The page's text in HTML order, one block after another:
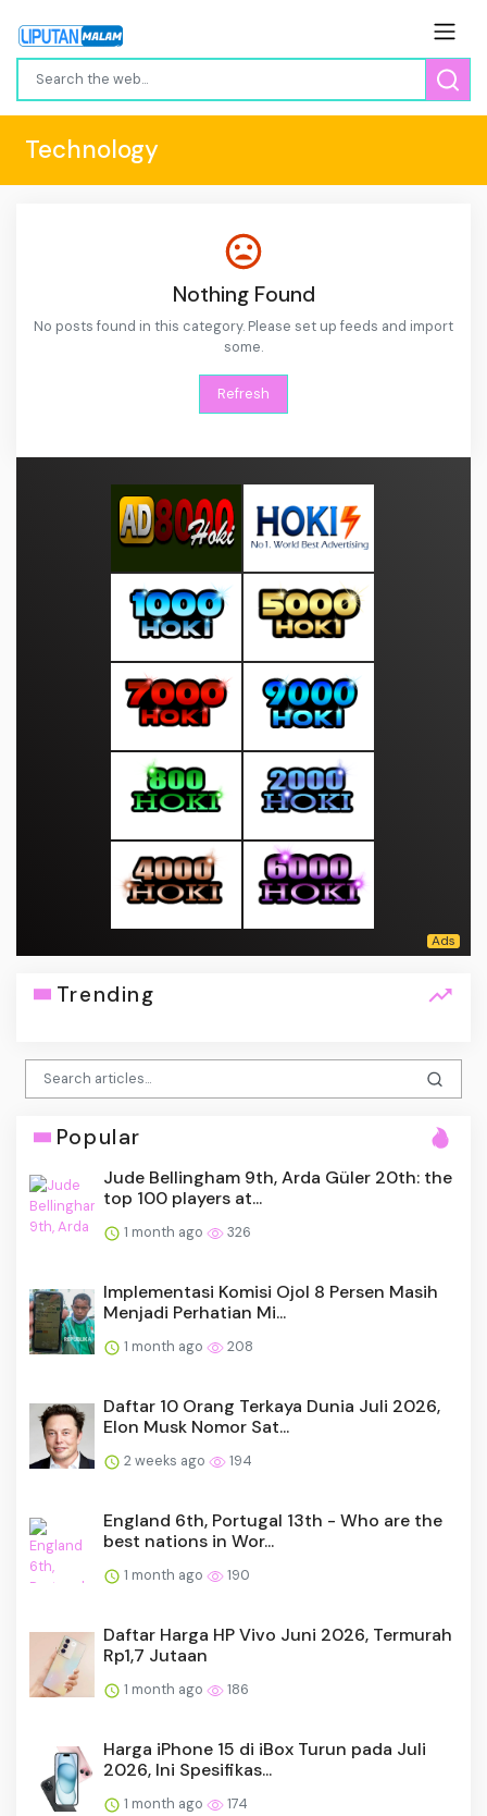
Technology
Nothing Found
No posts found in this category. Please set up feeds and import
some.
Refresh
Trending
Popular
Jude Bellingham 9th, Arda Güler 20th: the
top 100 players at...
1 month ago 326
Implementasi Komisi Ojol 8 Persen Masih
Menjadi Perhatian Mi...
1 month ago 208
Daftar 10 Orang Terkaya Dunia Juli 2026,
Elon Musk Nomor Sat...
2 weeks ago 194
England 6th, Portugal 13th - Who are the
best nations in Wor...
1 month ago 190
Daftar Harga HP Vivo Juni 2026, Termurah
Rp1,7 Jutaan
1 month ago 186
Harga iPhone 15 di iBox Turun pada Juli
2026, Ini Spesifikas...
1 month ago 174